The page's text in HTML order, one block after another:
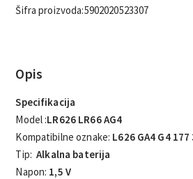
Šifra proizvoda:5902020523307
Opis
Specifikacija
Model :LR626 LR66 AG4
Kompatibilne oznake: L626 GA4 G4 177
Tip:Alkalna baterija
Napon: 1,5 V